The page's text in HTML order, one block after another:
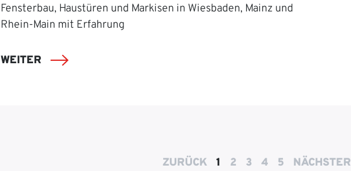
Fensterbau, Haustüren und Markisen in Wiesbaden, Mainz und
Rhein-Main mit Erfahrung
WEITER
ZURÜCK 1 2 3 4 5 NÄCHSTER